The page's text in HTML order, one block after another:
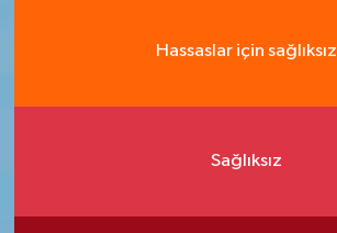
Hassaslar için sağlıksız
Sağlıksız